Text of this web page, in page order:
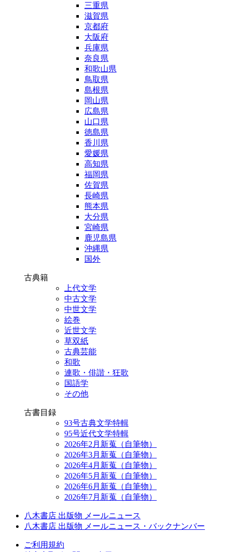
三重県
滋賀県
京都府
大阪府
兵庫県
奈良県
和歌山県
鳥取県
島根県
岡山県
広島県
山口県
徳島県
香川県
愛媛県
高知県
福岡県
佐賀県
長崎県
熊本県
大分県
宮崎県
鹿児島県
沖縄県
国外
古典籍
上代文学
中古文学
中世文学
絵巻
近世文学
草双紙
古典芸能
和歌
連歌・俳諧・狂歌
国語学
その他
古書目録
93号古典文学特輯
95号近代文学特輯
2026年2月新蒐（自筆物）
2026年3月新蒐（自筆物）
2026年4月新蒐（自筆物）
2026年5月新蒐（自筆物）
2026年6月新蒐（自筆物）
2026年7月新蒐（自筆物）
八木書店 出版物 メールニュース
八木書店 出版物 メールニュース・バックナンバー
ご利用規約